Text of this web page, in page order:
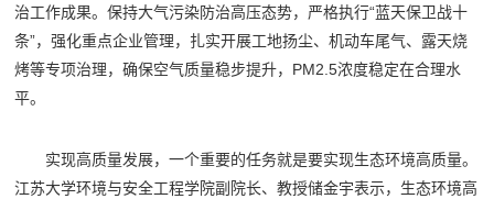
治工作成果。保持大气污染防治高压态势，严格执行“蓝天保卫战十
条”，强化重点企业管理，扎实开展工地扬尘、机动车尾气、露天烧
烤等专项治理，确保空气质量稳步提升，PM2.5浓度稳定在合理水
平。
实现高质量发展，一个重要的任务就是要实现生态环境高质量。
江苏大学环境与安全工程学院副院长、教授储金宇表示，生态环境高